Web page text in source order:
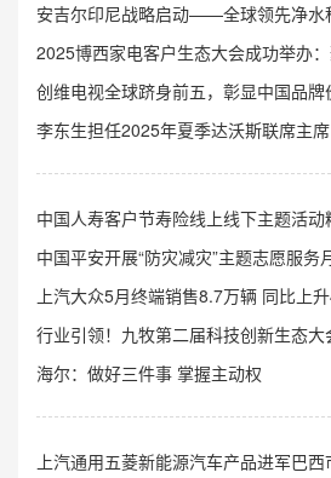
安吉尔印尼战略启动——全球领先净水科技，启
2025博西家电客户生态大会成功举办：聚力同行，
创维电视全球跻身前五，彰显中国品牌
李东生担任2025年夏季达沃斯联席主席，探讨推动全球经济
中国人寿客户节寿险线上线下主题活动
中国平安开展“防灾减灾”主题志愿服务
上汽大众5月终端销售8.7万辆 同比上
行业引领！九牧第二届科技创新生态大
海尔：做好三件事 掌握主动权
上汽通用五菱新能源汽车产品进军巴西